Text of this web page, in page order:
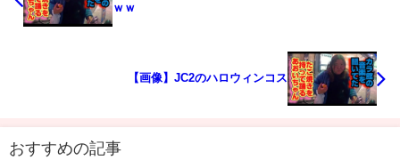
ｗｗ
【画像】JC2のハロウィンコス
おすすめの記事